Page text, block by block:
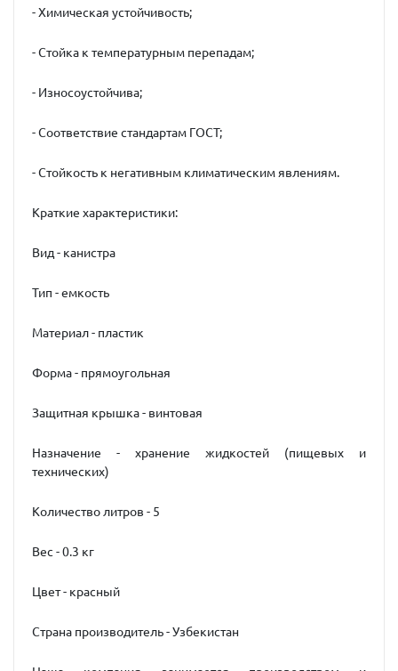
- Химическая устойчивость;
- Стойка к температурным перепадам;
- Износоустойчива;
- Соответствие стандартам ГОСТ;
- Стойкость к негативным климатическим явлениям.
Краткие характеристики:
Вид - канистра
Тип - емкость
Материал - пластик
Форма - прямоугольная
Защитная крышка - винтовая
Назначение - хранение жидкостей (пищевых и
технических)
Количество литров - 5
Вес - 0.3 кг
Цвет - красный
Страна производитель - Узбекистан